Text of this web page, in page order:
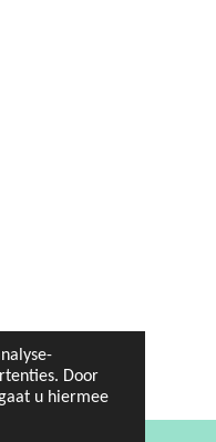
Door
u hiermee